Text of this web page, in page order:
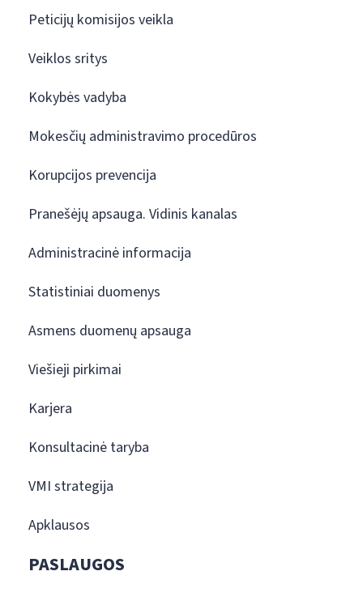
Peticijų komisijos veikla
Veiklos sritys
Kokybės vadyba
Mokesčių administravimo procedūros
Korupcijos prevencija
Pranešėjų apsauga. Vidinis kanalas
Administracinė informacija
Statistiniai duomenys
Asmens duomenų apsauga
Viešieji pirkimai
Karjera
Konsultacinė taryba
VMI strategija
Apklausos
PASLAUGOS